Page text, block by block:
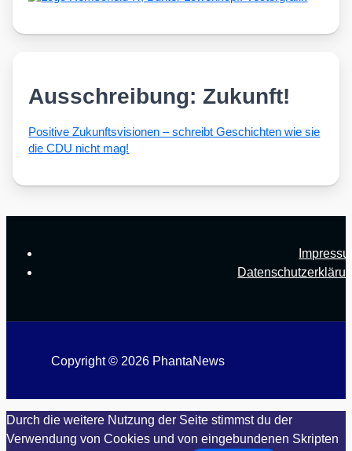
Ausschreibung: Zukunft!
Posi­ti­ve Zukunfts­vi­sio­nen – schreibt Geschich­ten wie sie
die CDU nicht mag!
Copyright © 2026 PhantaNews
Durch die weitere Nutzung der Seite stimmst du der
Verwendung von Cookies und von eingebundenen Skripten